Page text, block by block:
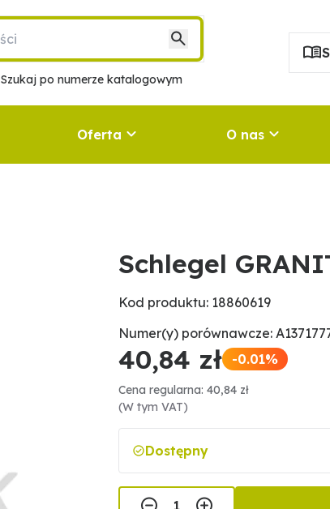
Szukaj po numerze katalogowym
Oferta O nas
Schlegel
Kod produktu: 18860619
Numer(y) porównawcze:
40,84 zł -0.01%
Cena regularna: 40,84 zł
(W tym VAT)
Dostępny